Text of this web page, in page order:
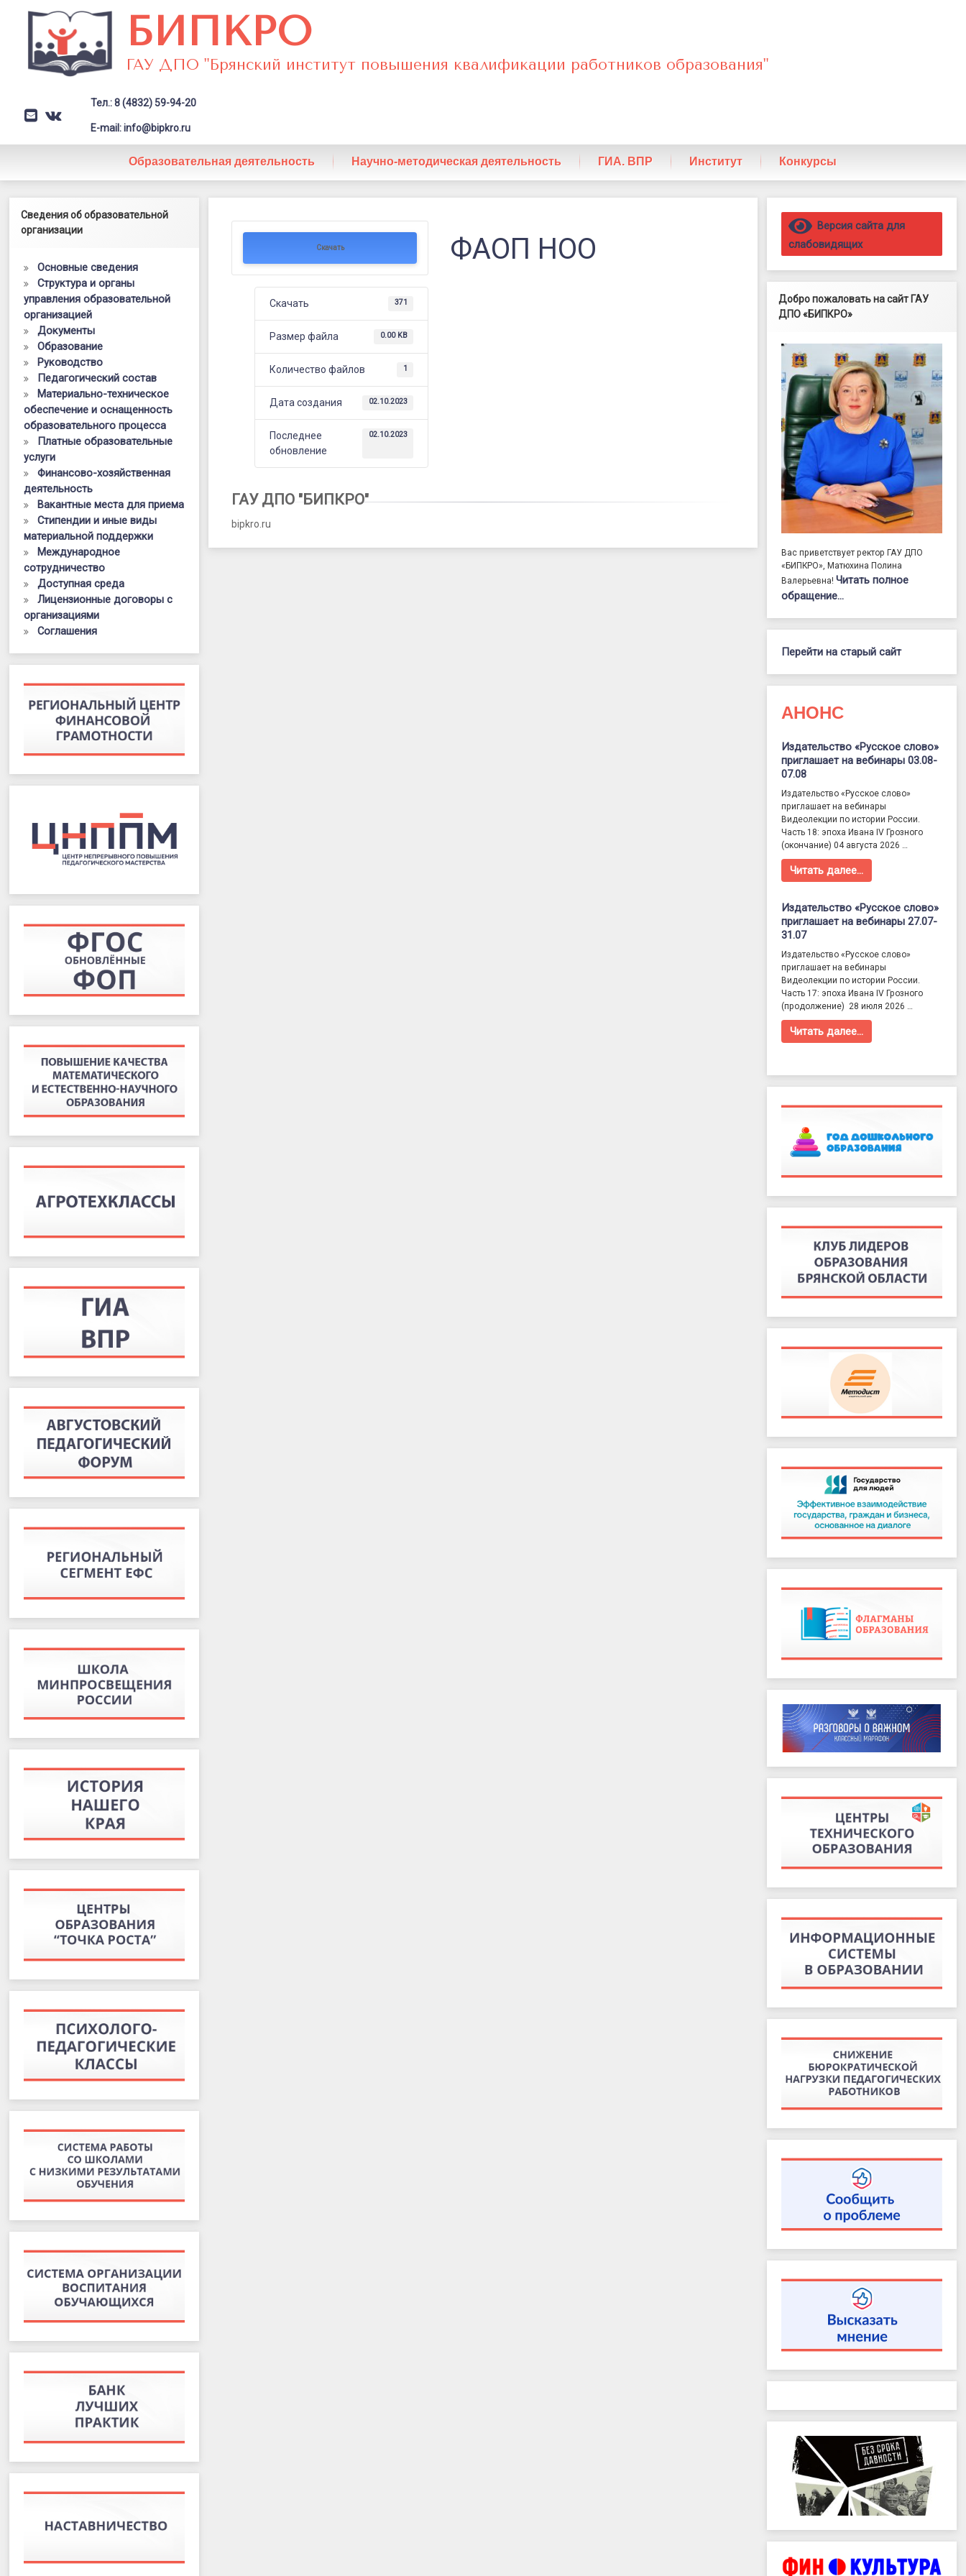
содержимому
БИПКРО
ГАУ ДПО "Брянский институт повышения квалификации работников образования"
E-mail
VK Заголовок сайта → второстепенный
Тел.: 8 (4832) 59-94-20
E-mail: info@bipkro.ru
Образовательная деятельность Научно-методическая деятельность ГИА. ВПР Институт Конкурсы
НОО
Скачать
Скачать 371
Размер файла 0.00 KB
Количество файлов 1
Дата создания 02.10.2023
Последнее
обновление
02.10.2023
ФАОП НОО
ГАУ ДПО "БИПКРО"
bipkro.ru
Левый сайдбар
Сведения об образовательной
организации
Основные сведения
Структура и органы
управления образовательной
организацией
Документы
Образование
Руководство
Педагогический состав
Материально-техническое
обеспечение и оснащенность
образовательного процесса
Платные образовательные
услуги
Финансово-хозяйственная
деятельность
Вакантные места для приема
Стипендии и иные виды
материальной поддержки
Международное
сотрудничество
Доступная среда
Лицензионные договоры с
организациями
Соглашения
Правый сайдбар
Версия сайта для
слабовидящих
Добро пожаловать на сайт ГАУ
ДПО «БИПКРО»
Вас приветствует ректор ГАУ ДПО
«БИПКРО», Матюхина Полина
Валерьевна!Читать полное
обращение…
Перейти на старый сайт
АНОНС
Издательство «Русское слово»
приглашает на вебинары 03.08-
07.08
Издательство «Русское слово»
приглашает на вебинары
Видеолекции по истории России.
Часть 18: эпоха Ивана IV Грозного
(окончание) 04 августа 2026 …
Читать далее…
Издательство «Русское слово»
приглашает на вебинары 27.07-
31.07
Издательство «Русское слово»
приглашает на вебинары
Видеолекции по истории России.
Часть 17: эпоха Ивана IV Грозного
(продолжение) 28 июля 2026 …
Читать далее…